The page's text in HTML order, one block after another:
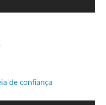
de confiança